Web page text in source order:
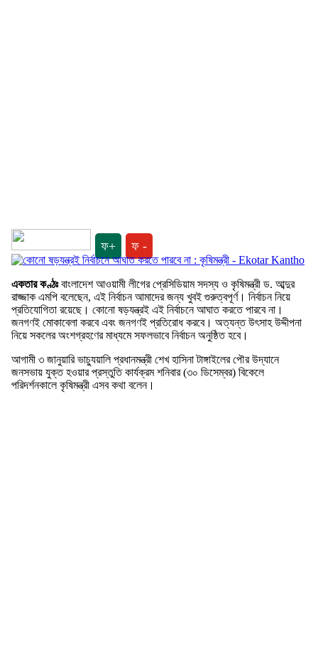
ফ+ ফ -
একতার কণ্ঠঃবাংলাদেশ আওয়ামী লীগের প্রেসিডিয়াম সদস্য ও কৃষিমন্ত্রী ড. আব্দুর
রাজ্জাক এমপি বলেছেন, এই নির্বাচন আমাদের জন্য খুবই গুরুত্বপূর্ণ। নির্বাচন নিয়ে
প্রতিযোগিতা রয়েছে। কোনো ষড়যন্ত্রই এই নির্বাচনে আঘাত করতে পারবে না।
জনগণই মোকাবেলা করবে এবং জনগণই প্রতিরোধ করবে। অত্যন্ত উৎসাহ উদ্দীপনা
নিয়ে সকলের অংশগ্রহণের মাধ্যমে সফলভাবে নির্বাচন অনুষ্ঠিত হবে।
আগামী ৩ জানুয়ারি ভাচ্যুয়ালি প্রধানমন্ত্রী শেখ হাসিনা টাঙ্গাইলের পৌর উদ্যানে
জনসভায় যুক্ত হওয়ার প্রস্তুতি কার্যক্রম শনিবার (৩০ ডিসেম্বর) বিকেলে
পরিদর্শনকালে কৃষিমন্ত্রী এসব কথা বলেন।